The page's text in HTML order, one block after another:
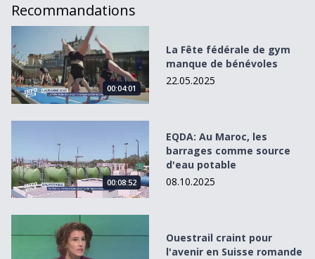
Recommandations
La Fête fédérale de gym manque de bénévoles
00:04:01
La Fête fédérale de gym
manque de bénévoles
22.05.2025
00:08:52
EQDA: Au Maroc, les
barrages comme source
d'eau potable
08.10.2025
Ouestrail craint pour l&#039;avenir en Suisse romande
Ouestrail craint pour
l'avenir en Suisse romande